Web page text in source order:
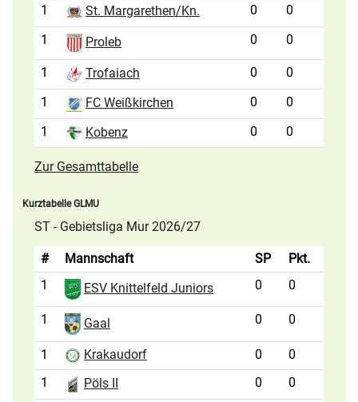
1
St. Margarethen/Kn. 0
0
1
Proleb 0 0
1 Trofaiach 0
0
1
FC Weißkirchen 0
0
1
Kobenz 0 0
Zur Gesamttabelle
Kurztabelle GLMU
ST - Gebietsliga Mur 2026/27
# Mannschaft SP
Pkt.
1
ESV Knittelfeld Juniors 0 0
1 Gaal 0 0
1 Krakaudorf 0
0
1
Pöls II 0
0